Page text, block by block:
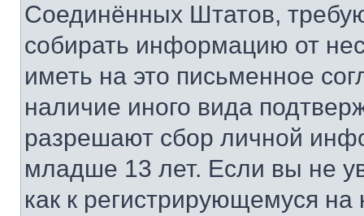
Соединённых Штатов,
собирать информацию от
иметь на это письменное
наличие иного вида
разрешают сбор личной
младше 13 лет. Если вы не
как к регистрирующемуся